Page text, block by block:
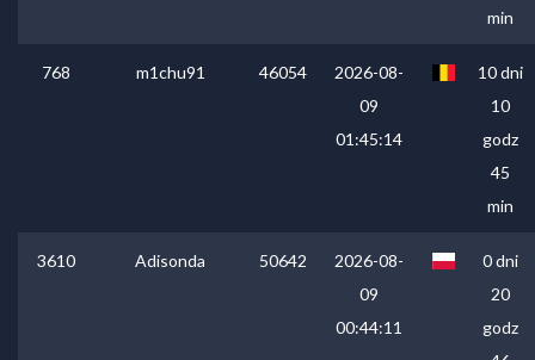
min
768 m1chu91 46054
2026-08-
09
01:45:14
10 dni
10
godz
45
min
3610 Adisonda 50642
2026-08-
09
00:44:11
0 dni
20
godz